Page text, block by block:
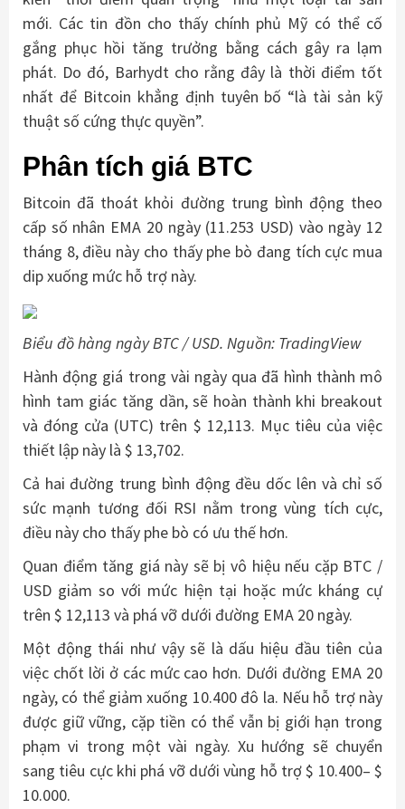
mới. Các tin đồn cho thấy chính phủ Mỹ có thể cố
gắng phục hồi tăng trưởng bằng cách gây ra lạm
phát. Do đó, Barhydt cho rằng đây là thời điểm tốt
nhất để Bitcoin khẳng định tuyên bố “là tài sản kỹ
thuật số cứng thực quyền”.
Phân tích giá BTC
Bitcoin đã thoát khỏi đường trung bình động theo
cấp số nhân EMA 20 ngày (11.253 USD) vào ngày 12
tháng 8, điều này cho thấy phe bò đang tích cực mua
dip xuống mức hỗ trợ này.
Biểu đồ hàng ngày BTC / USD. Nguồn: TradingView
Hành động giá trong vài ngày qua đã hình thành mô
hình tam giác tăng dần, sẽ hoàn thành khi breakout
và đóng cửa (UTC) trên $ 12,113. Mục tiêu của việc
thiết lập này là $ 13,702.
Cả hai đường trung bình động đều dốc lên và chỉ số
sức mạnh tương đối RSI nằm trong vùng tích cực,
điều này cho thấy phe bò có ưu thế hơn.
Quan điểm tăng giá này sẽ bị vô hiệu nếu cặp BTC /
USD giảm so với mức hiện tại hoặc mức kháng cự
trên $ 12,113 và phá vỡ dưới đường EMA 20 ngày.
Một động thái như vậy sẽ là dấu hiệu đầu tiên của
việc chốt lời ở các mức cao hơn. Dưới đường EMA 20
ngày, có thể giảm xuống 10.400 đô la. Nếu hỗ trợ này
được giữ vững, cặp tiền có thể vẫn bị giới hạn trong
phạm vi trong một vài ngày. Xu hướng sẽ chuyển
sang tiêu cực khi phá vỡ dưới vùng hỗ trợ $ 10.400– $
10.000.